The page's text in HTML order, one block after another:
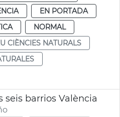
EN PORTADA
NORMAL
CIÈNCIES NATURALS
seis barrios València